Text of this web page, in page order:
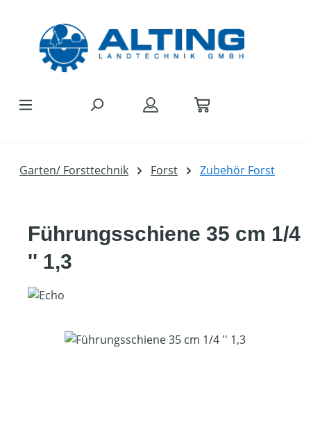
Garten/ Forsttechnik Forst Zubehör Forst
Führungsschiene 35 cm 1/4
'' 1,3
Bildergalerie überspringen